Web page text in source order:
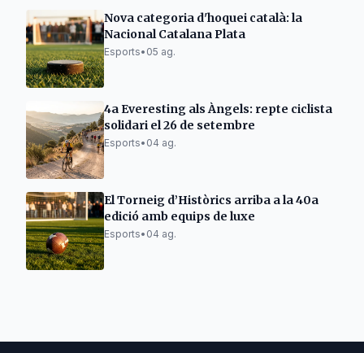
Nova categoria d'hoquei català: la
Nacional Catalana Plata
Esports• 05 ag.
4a Everesting als Àngels: repte ciclista
solidari el 26 de setembre
Esports• 04 ag.
El Torneig d’Històrics arriba a la 40a
edició amb equips de luxe
Esports• 04 ag.